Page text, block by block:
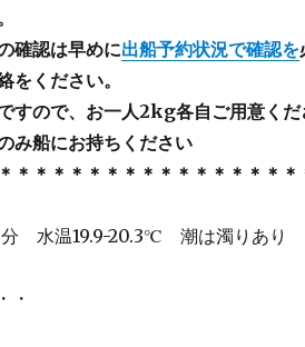
確認は早めに出船予約状況で確認を
をください。
すので、お一人2kg各自ご用意く
み船にお持ちください
＊＊＊＊＊＊＊＊＊＊＊＊＊＊＊＊
分 水温19.9-20.3℃ 潮は濁りあ
・